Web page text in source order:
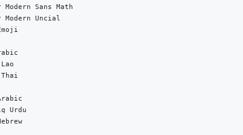
Modern Sans Math
Modern Uncial
Urdu